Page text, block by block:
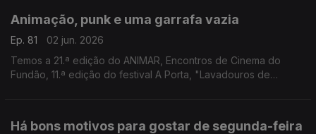
Animação, punk e uma garrafa vazia
Ep. 81
02 jun. 2026
Temos a 21.ª edição do ANIMAR, Encontros de Cinema do
Fundão, 11.ª edição do festival A Porta, "Lavadouros de
Há bons motivos para gostar de segunda-feira